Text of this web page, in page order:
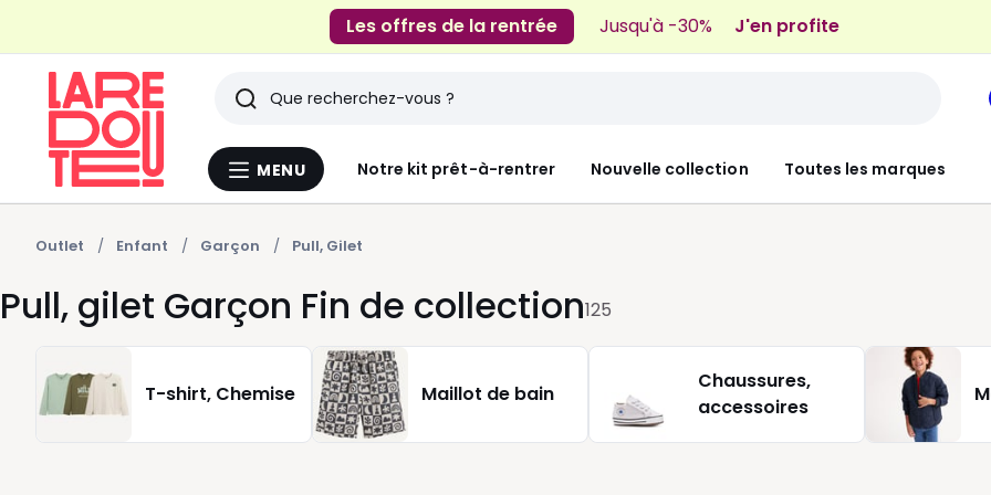
Les offres de la rentrée Jusqu'à -30% J'en profite
Menu
MENU Notre kit prêt-à-rentrer Nouvelle collection Toutes les marques
Rechercher
Derniers
articles
vus
Outlet Enfant Garçon Pull, Gilet
Pull, gilet Garçon Fin de collection125
T-shirt, Chemise Maillot de bain
Chaussures,
accessoires